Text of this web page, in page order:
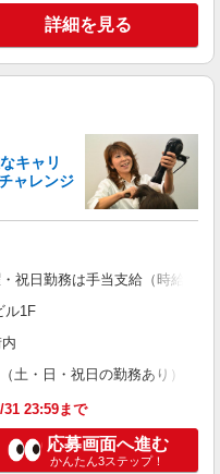
詳細を見る
キャリ
ャレンジ
祝日勤務は手当支給（時給換
ル1F
（土・日・祝日の勤務あり）
23:59まで
応募画面へ進む
かんたん3ステップ！